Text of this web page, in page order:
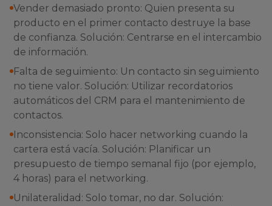
Vender demasiado pronto: Quien presenta su
producto en el primer contacto destruye la base
de confianza. Solución: Centrarse en el intercambio
de información.
Falta de seguimiento: Un contacto sin seguimiento
no tiene valor. Solución: Utilizar recordatorios
automáticos del CRM para el mantenimiento de
contactos.
Inconsistencia: Solo hacer networking cuando la
cartera está vacía. Solución: Planificar un
presupuesto de tiempo semanal fijo (por ejemplo,
4 horas) para el networking.
Unilateralidad: Solo tomar, no dar. Solución: